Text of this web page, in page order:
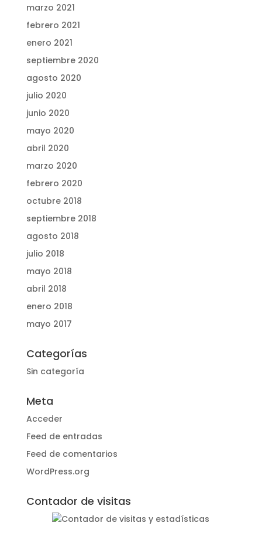
marzo 2021
febrero 2021
enero 2021
septiembre 2020
agosto 2020
julio 2020
junio 2020
mayo 2020
abril 2020
marzo 2020
febrero 2020
octubre 2018
septiembre 2018
agosto 2018
julio 2018
mayo 2018
abril 2018
enero 2018
mayo 2017
Categorías
Sin categoría
Meta
Acceder
Feed de entradas
Feed de comentarios
WordPress.org
Contador de visitas